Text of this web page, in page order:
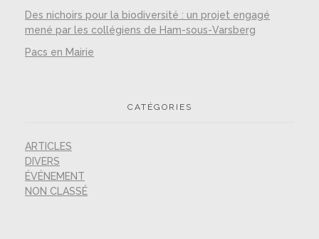
Des nichoirs pour la biodiversité : un projet engagé
mené par les collégiens de Ham-sous-Varsberg
Pacs en Mairie
CATÉGORIES
ARTICLES
DIVERS
ÉVÉNEMENT
NON CLASSÉ